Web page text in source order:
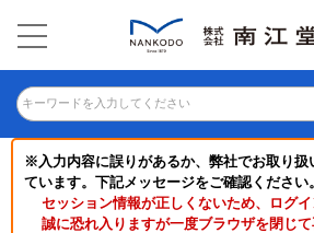
キーワードを入力してください
※入力内容に誤りがあるか、弊社でお取り扱
ています。下記メッセージをご確認ください。
セッション情報が正しくないため、ログ
誠に恐れ入りますが一度ブラウザを閉じ